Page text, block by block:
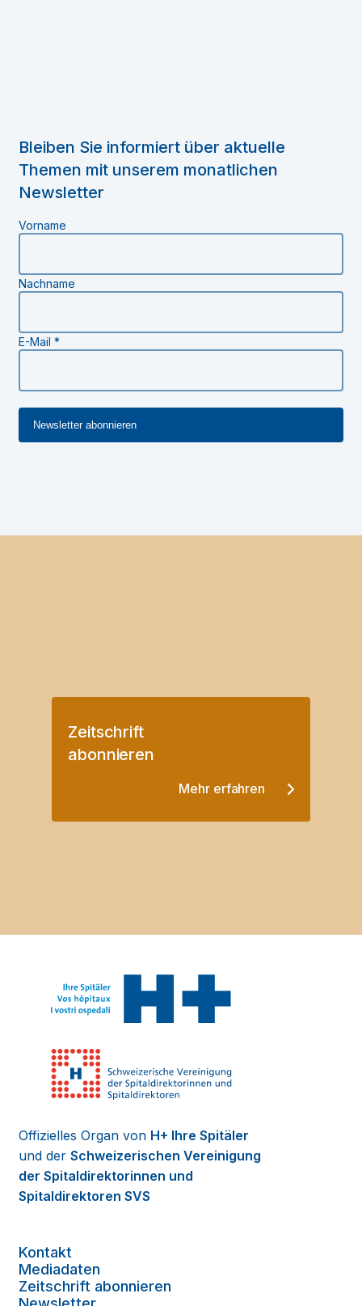
Bleiben Sie informiert über aktuelle
Themen mit unserem monatlichen
Newsletter
Vorname
Nachname
E-Mail *
Zeitschrift
abonnieren
Mehr erfahren
Offizielles Organ von H+ Ihre Spitäler
und der Schweizerischen Vereinigung
der Spitaldirektorinnen und
Spitaldirektoren SVS
Kontakt
Mediadaten
Zeitschrift abonnieren